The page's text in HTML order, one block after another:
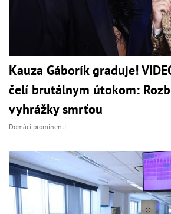
Kauza Gáborík graduje!
čelí brutálnym útokom:
vyhrážky smrťou
Domáci prominenti